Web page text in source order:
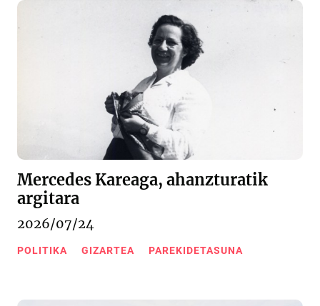
Mercedes Kareaga, ahanzturatik
argitara
2026/07/24
POLITIKA GIZARTEA PAREKIDETASUNA